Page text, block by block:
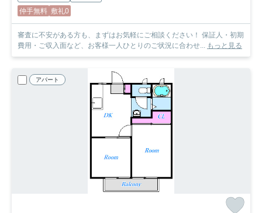
仲手無料 敷礼0
審査に不安がある方も、まずはお気軽にご相談ください！ 保証人・初期
費用・ご収入面など、お客様一人ひとりのご状況に合わせ... もっと見る
アパート